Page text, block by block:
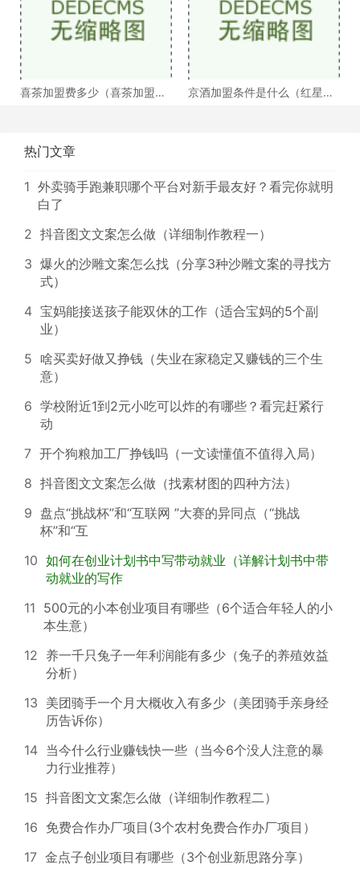
喜茶加盟费多少（喜茶加盟条
京酒加盟条件是什么（红星牛
热门文章
1 外卖骑手跑兼职哪个平台对新手最友好？看完你就明
白了
2 抖音图文文案怎么做（详细制作教程一）
3 爆火的沙雕文案怎么找（分享3种沙雕文案的寻找方
式）
4 宝妈能接送孩子能双休的工作（适合宝妈的5个副
业）
5 啥买卖好做又挣钱（失业在家稳定又赚钱的三个生
意）
6 学校附近1到2元小吃可以炸的有哪些？看完赶紧行
动
7 开个狗粮加工厂挣钱吗（一文读懂值不值得入局）
8 抖音图文文案怎么做（找素材图的四种方法）
9 盘点“挑战杯”和“互联网 ”大赛的异同点（“挑战
杯”和“互
10 如何在创业计划书中写带动就业（详解计划书中带
动就业的写作
11 500元的小本创业项目有哪些（6个适合年轻人的小
本生意）
12 养一千只兔子一年利润能有多少（兔子的养殖效益
分析）
13 美团骑手一个月大概收入有多少（美团骑手亲身经
历告诉你）
14 当今什么行业赚钱快一些（当今6个没人注意的暴
力行业推荐）
15 抖音图文文案怎么做（详细制作教程二）
16 免费合作办厂项目(3个农村免费合作办厂项目）
17 金点子创业项目有哪些（3个创业新思路分享）